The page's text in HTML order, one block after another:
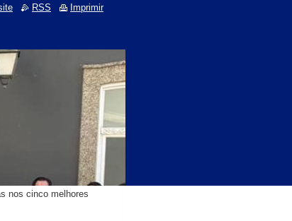
nos cinco melhores
RSS Imprimir